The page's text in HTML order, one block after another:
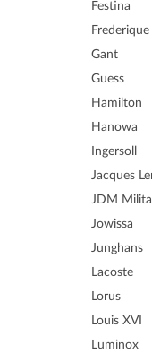
Festina
Gant
Guess
Hamilton
Hanowa
Ingersoll
Jacques
JDM
Jowissa
Junghans
Lacoste
Lorus
Louis XVI
Luminox